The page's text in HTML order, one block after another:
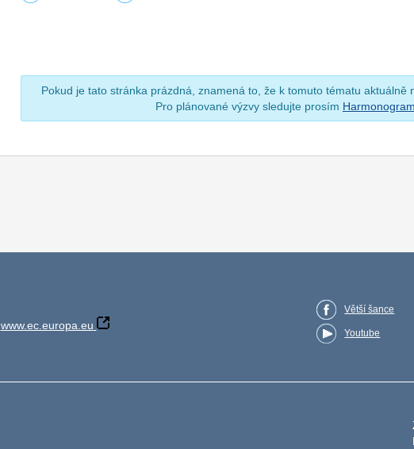
Pokud je tato stránka prázdná, znamená to, že k tomuto tématu aktuálně
Pro plánované výzvy sledujte prosím
www.ec.europa.eu
Větší šance
Youtube